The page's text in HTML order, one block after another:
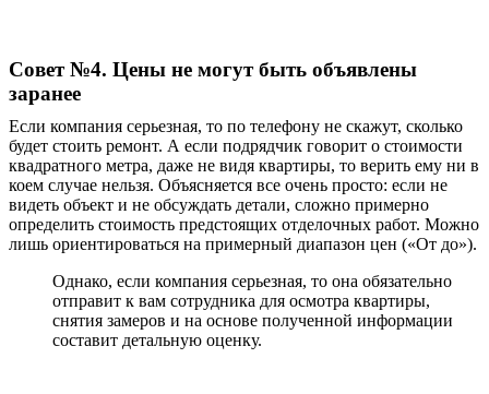
Совет №4. Цены не могут быть объявлены
заранее
Если компания серьезная, то по телефону не скажут, сколько
будет стоить ремонт. А если подрядчик говорит о стоимости
квадратного метра, даже не видя квартиры, то верить ему ни в
коем случае нельзя. Объясняется все очень просто: если не
видеть объект и не обсуждать детали, сложно примерно
определить стоимость предстоящих отделочных работ. Можно
лишь ориентироваться на примерный диапазон цен («От до»).
Однако, если компания серьезная, то она обязательно
отправит к вам сотрудника для осмотра квартиры,
снятия замеров и на основе полученной информации
составит детальную оценку.